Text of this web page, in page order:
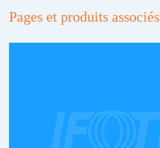
Pages et produits associés